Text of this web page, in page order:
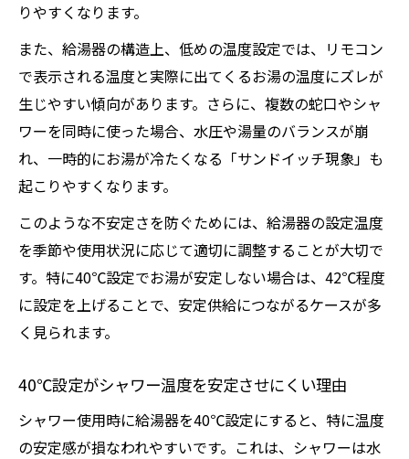
りやすくなります。
また、給湯器の構造上、低めの温度設定では、リモコン
で表示される温度と実際に出てくるお湯の温度にズレが
生じやすい傾向があります。さらに、複数の蛇口やシャ
ワーを同時に使った場合、水圧や湯量のバランスが崩
れ、一時的にお湯が冷たくなる「サンドイッチ現象」も
起こりやすくなります。
このような不安定さを防ぐためには、給湯器の設定温度
を季節や使用状況に応じて適切に調整することが大切で
す。特に40℃設定でお湯が安定しない場合は、42℃程度
に設定を上げることで、安定供給につながるケースが多
く見られます。
40℃設定がシャワー温度を安定させにくい理由
シャワー使用時に給湯器を40℃設定にすると、特に温度
の安定感が損なわれやすいです。これは、シャワーは水